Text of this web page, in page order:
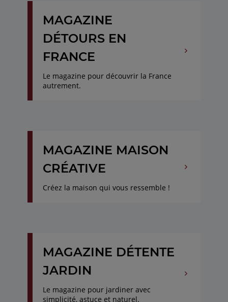
MAGAZINE
DÉTOURS EN
FRANCE
Le magazine pour découvrir la France
autrement.
MAGAZINE MAISON
CRÉATIVE
Créez la maison qui vous ressemble !
MAGAZINE DÉTENTE
JARDIN
Le magazine pour jardiner avec
simplicité, astuce et naturel.